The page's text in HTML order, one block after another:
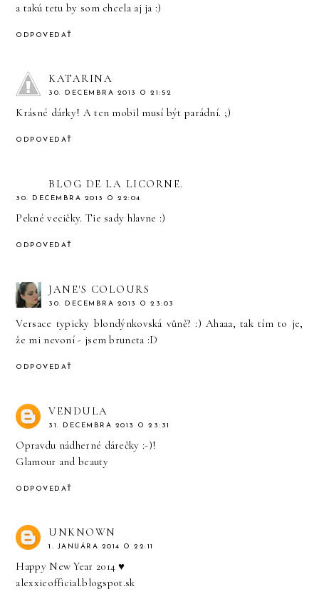
a takú tetu by som chcela aj ja :)
ODPOVEDAŤ
KATARINA
30. DECEMBRA 2013 O 21:52
Krásné dárky! A ten mobil musí být parádní. ;)
ODPOVEDAŤ
BLOG DE LA LICORNE.
30. DECEMBRA 2013 O 22:04
Pekné vecičky. Tie sady hlavne :)
ODPOVEDAŤ
JANE'S COLOURS
30. DECEMBRA 2013 O 23:03
Versace typicky blondýnkovská vůně? :) Ahaaa, tak tím to je,
že mi nevoní - jsem bruneta :D
ODPOVEDAŤ
VENDULA
31. DECEMBRA 2013 O 23:31
Opravdu nádherné dárečky :-)!
Glamour and beauty
ODPOVEDAŤ
UNKNOWN
1. JANUÁRA 2014 O 22:11
Happy New Year 2014 ♥
alexxieofficial.blogspot.sk